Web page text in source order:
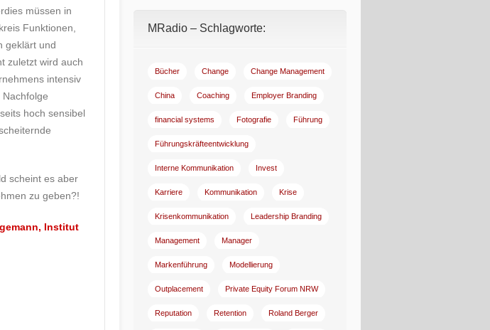
müssen in
Funktionen,
geklärt und
zuletzt wird auch
intensiv
hoch sensibel
scheint es aber
zu geben?!
Institut
MRadio – Schlagworte:
Bücher Change Change Management
China Coaching Employer Branding
financial systems Fotografie Führung
Führungskräfteentwicklung
Interne Kommunikation Invest
Karriere Kommunikation Krise
Krisenkommunikation Leadership Branding
Management Manager
Markenführung Modellierung
Outplacement Private Equity Forum NRW
Reputation Retention Roland Berger